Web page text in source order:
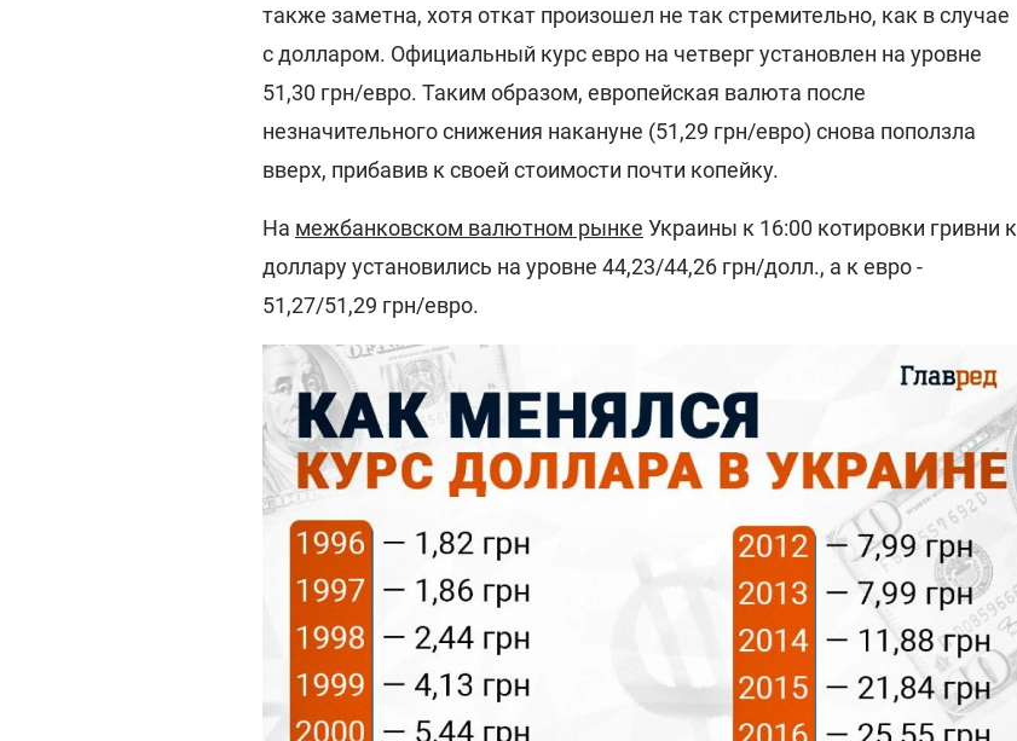
также заметна, хотя откат произошел не так стремительно, как в случае
с долларом. Официальный курс евро на четверг установлен на уровне
51,30 грн/евро. Таким образом, европейская валюта после
незначительного снижения накануне (51,29 грн/евро) снова поползла
вверх, прибавив к своей стоимости почти копейку.
На межбанковском валютном рынке Украины к 16:00 котировки гривни к
доллару установились на уровне 44,23/44,26 грн/долл., а к евро -
51,27/51,29 грн/евро.